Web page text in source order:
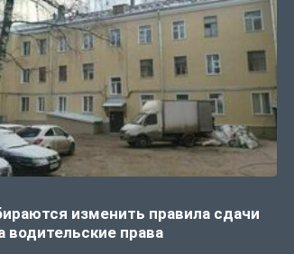
изменить правила сдачи
водительские права